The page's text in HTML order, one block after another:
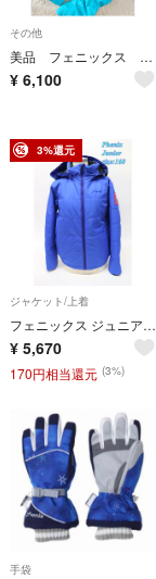
その他
美品 フェニックス スキーウェア ボードウェア
¥ 6,100
3%還元
ジャケット/上着
フェニックス ジュニア ジャケット Raugh Quilting Boy's Jacket 160 ロイヤルブルー PS6G20T88 スポーツ R2510-213
¥ 5,670
170円相当還元 (3%)
手袋